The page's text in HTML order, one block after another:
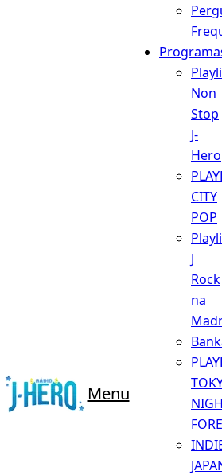
Menu
Non
Stop
J-
Hero
CITY
POP
J
Rock
na